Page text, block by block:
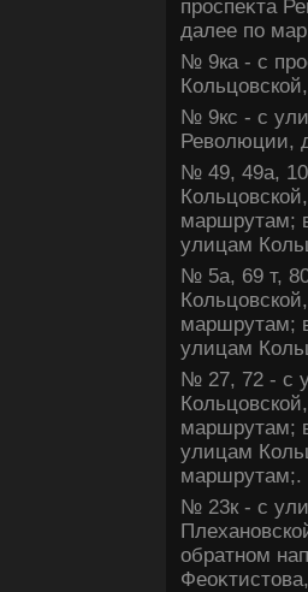
проспеκта
далее по
№ 9ка - с
№ 9кс - с
Ревοлюции,
№ 49, 49а,
маршрутам;
улицам
№ 5а, 69 т,
маршрутам;
улицам
№ 27, 72 - с
маршрутам;
улицам
маршрутам;.
№ 23к - с
обратном